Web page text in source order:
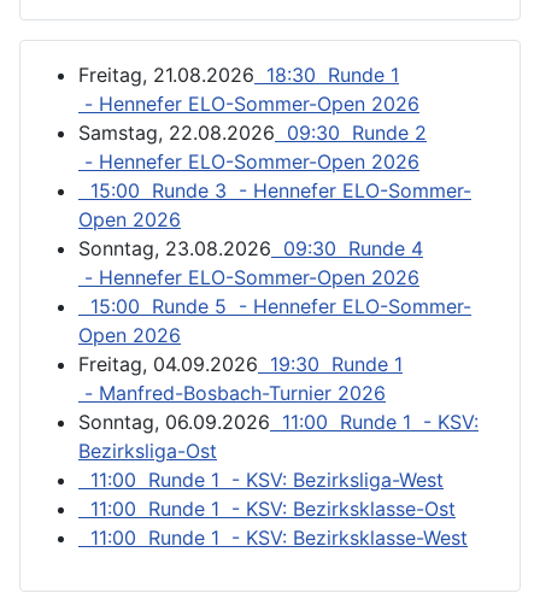
Freitag, 21.08.2026 18:30 Runde 1
- Hennefer ELO-Sommer-Open 2026
Samstag, 22.08.2026 09:30 Runde 2
- Hennefer ELO-Sommer-Open 2026
15:00 Runde 3 - Hennefer ELO-Sommer-
Open 2026
Sonntag, 23.08.2026 09:30 Runde 4
- Hennefer ELO-Sommer-Open 2026
15:00 Runde 5 - Hennefer ELO-Sommer-
Open 2026
Freitag, 04.09.2026 19:30 Runde 1
- Manfred-Bosbach-Turnier 2026
Sonntag, 06.09.2026 11:00 Runde 1 - KSV:
Bezirksliga-Ost
11:00 Runde 1 - KSV: Bezirksliga-West
11:00 Runde 1 - KSV: Bezirksklasse-Ost
11:00 Runde 1 - KSV: Bezirksklasse-West